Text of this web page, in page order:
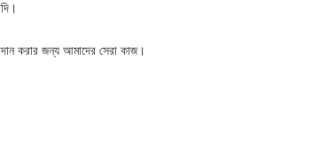
করার জন্য আমাদের সেরা কাজ।